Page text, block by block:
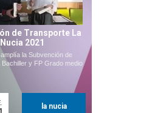
de Transporte La
Nucia 2021
la Subvención de
y FP Grado medio
la nucia